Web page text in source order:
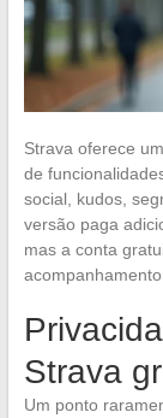
Strava oferece
de
social, kudos,
versão paga
mas a conta
Strava
Um ponto